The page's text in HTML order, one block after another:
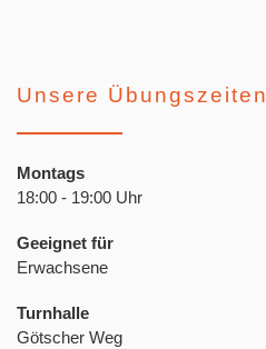
Unsere Übungszeiten
Montags
18:00 - 19:00 Uhr
Geeignet für
Erwachsene
Turnhalle
Götscher Weg